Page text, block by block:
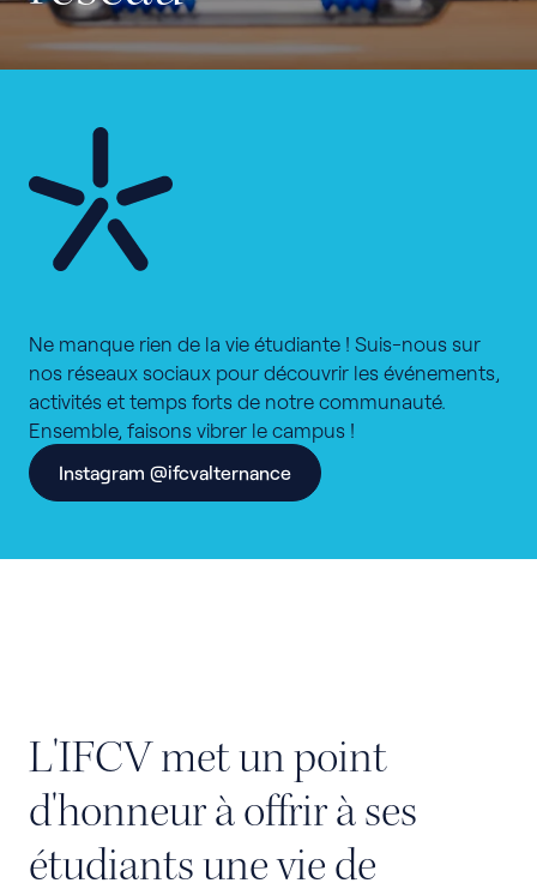
Ne manque rien de la vie étudiante ! Suis-nous sur
nos réseaux sociaux pour découvrir les événements,
activités et temps forts de notre communauté.
Ensemble, faisons vibrer le campus !
Instagram @ifcvalternance
L'IFCV met un point
d'honneur à offrir à ses
étudiants une vie de